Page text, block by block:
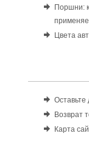
Поршни:
Цвета
Возврат
Карта